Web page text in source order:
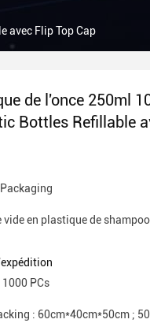
avec Flip Top Cap
de l'once 250ml
Bottles Refillable
en plastique de
PCs
: 60cm*40cm*50cm ;